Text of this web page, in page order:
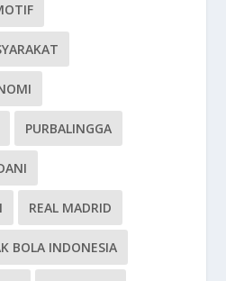
PURBALINGGA
REAL MADRID
BOLA INDONESIA